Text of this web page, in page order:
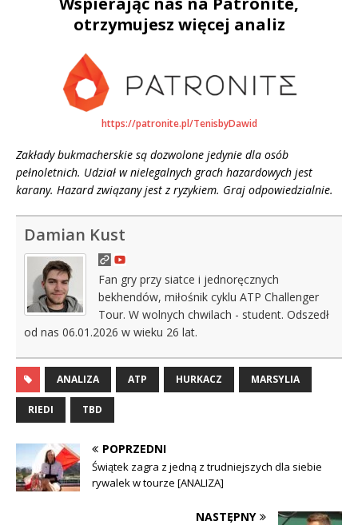
otrzymujesz więcej analiz
https://patronite.pl/TenisbyDawid
Zakłady bukmacherskie są dozwolone jedynie dla osób
pełnoletnich. Udział w nielegalnych grach hazardowych jest
karany. Hazard związany jest z ryzykiem. Graj odpowiedzialnie.
Damian Kust
Fan gry przy siatce i jednoręcznych
bekhendów, miłośnik cyklu ATP Challenger
Tour. W wolnych chwilach - student. Odszedł
od nas 06.01.2026 w wieku 26 lat.
ANALIZA ATP HURKACZ MARSYLIA
RIEDI TBD
POPRZEDNI
Świątek zagra z jedną z trudniejszych dla siebie
rywalek w tourze [ANALIZA]
NASTĘPNY